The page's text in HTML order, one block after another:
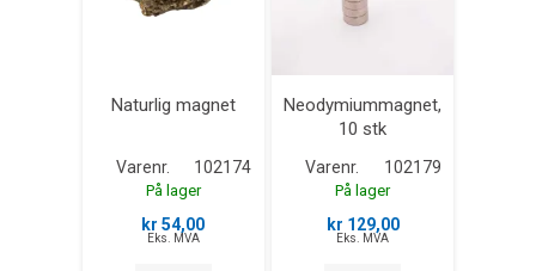
Naturlig magnet
Varenr. 102174
På lager
kr 54,00
Eks. MVA
Neodymiummagnet,
10 stk
Varenr. 102179
På lager
kr 129,00
Eks. MVA